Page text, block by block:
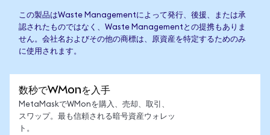
この製品はWaste Managementによって発行、後援、または承
認されたものではなく、Waste Managementとの提携もありま
せん。会社名およびその他の商標は、原資産を特定するためのみ
に使用されます。
数秒でWMonを入手
MetaMaskでWMonを購入、売却、取引、
スワップ。最も信頼される暗号資産ウォレッ
ト。